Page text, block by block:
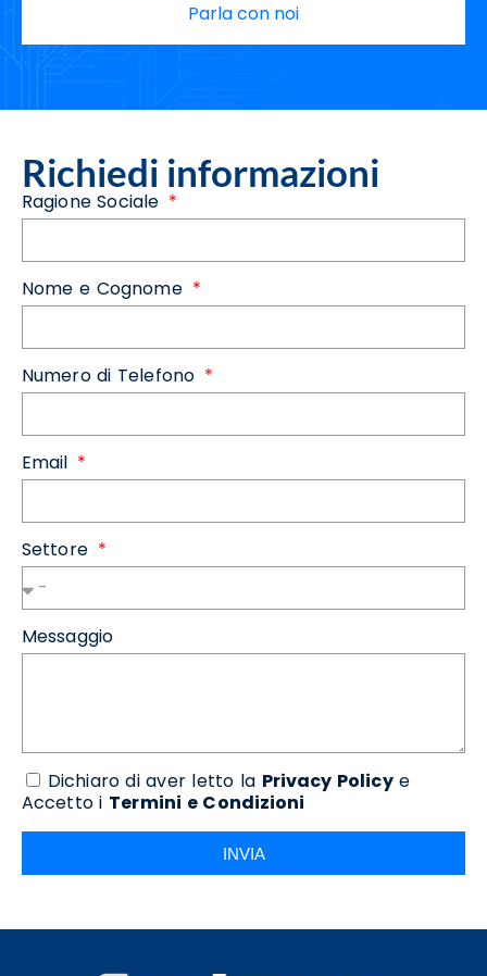
Parla con noi
Richiedi informazioni
Ragione Sociale
Nome e Cognome
Numero di Telefono
Email
Settore
Messaggio
Dichiaro di aver letto la Privacy Policye
Accetto i Termini e Condizioni
INVIA